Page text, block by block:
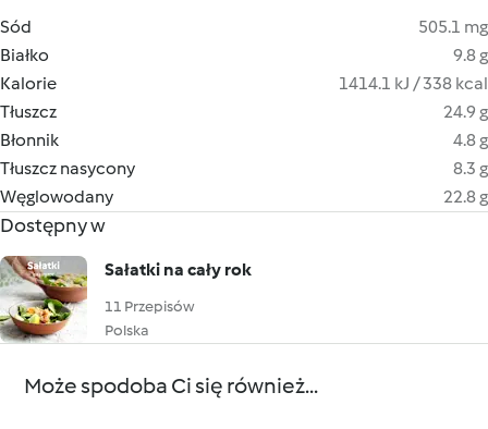
Sód
505.1 mg
Białko
9.8 g
Kalorie
1414.1 kJ / 338 kcal
Tłuszcz
24.9 g
Błonnik
4.8 g
Tłuszcz nasycony
8.3 g
Węglowodany
22.8 g
Dostępny w
Sałatki na cały rok
11 Przepisów
Polska
Może spodoba Ci się również...